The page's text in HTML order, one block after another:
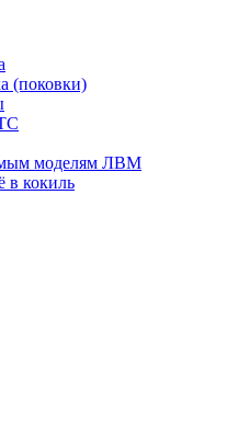
(поковки)
моделям ЛВМ
в кокиль